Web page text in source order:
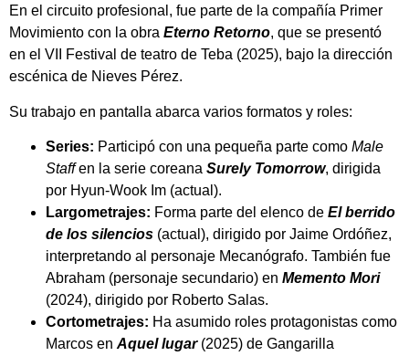
En el circuito profesional, fue parte de la compañía Primer
Movimiento con la obra Eterno Retorno, que se presentó
en el VII Festival de teatro de Teba (2025), bajo la dirección
escénica de Nieves Pérez.
Su trabajo en pantalla abarca varios formatos y roles:
Series: Participó con una pequeña parte como Male
Staffen la serie coreana Surely Tomorrow, dirigida
por Hyun-Wook Im (actual).
Largometrajes: Forma parte del elenco de El berrido
de los silencios (actual), dirigido por Jaime Ordóñez,
interpretando al personaje Mecanógrafo. También fue
Abraham (personaje secundario) en Memento Mori
(2024), dirigido por Roberto Salas.
Cortometrajes: Ha asumido roles protagonistas como
Marcos en Aquel lugar(2025) de Gangarilla